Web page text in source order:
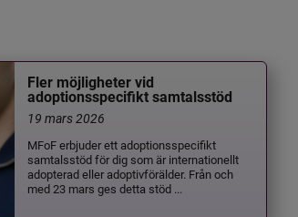
Fler möjligheter vid
adoptionsspecifikt samtalsstöd
19 mars 2026
MFoF erbjuder ett adoptionsspecifikt
samtalsstöd för dig som är internationellt
adopterad eller adoptivförälder. Från och
med 23 mars ges detta stöd ...